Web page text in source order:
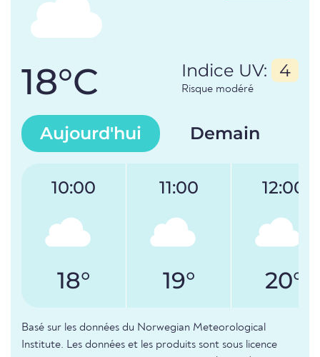
18°C Indice UV: 4
Risque modéré
Aujourd'hui Demain
10:00
18°
11:00
19°
12:00
20°
Basé sur les données du Norwegian Meteorological
Institute. Les données et les produits sont sous licence